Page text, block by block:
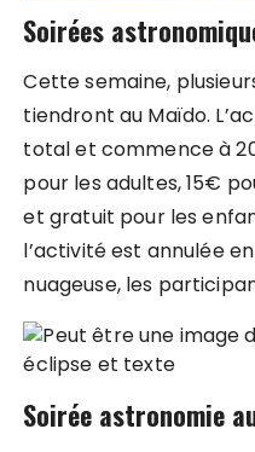
Soirées
Cette semaine,
tiendront au Maïdo.
total et commence à
pour les adultes, 15€
et gratuit pour les
l’activité est annulée
nuageuse, les
Soirée astronomie